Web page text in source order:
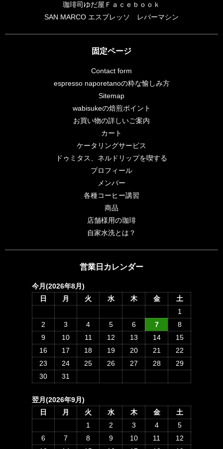
珈琲司ゆだ屋Ｆａｃｅｂｏｏｋ
SAN MARCO エスプレッソ レバーマシン
固定ページ
Contact form
espresso naporetanoの粋な愉しみ方
Sitemap
wabisukeの焙煎ポイント
お買い物の詳しいご案内
カート
ケータリングサービス
ドゥミタス、ネルドリップを喫する
プロフィール
メンバー
各種コーヒー講習
商品
店舗様用の珈琲
自家水洗とは？
営業日カレンダー
今月(2026年8月)
日
月 火 水 木 金
土
1
2
3 4 5 6 7
8
9
10 11 12 13 14
15
16
17 18 19 20 21
22
23
24 25 26 27 28
29
30
31
翌月(2026年9月)
日
月 火 水 木 金
土
1
2 3 4
5
6
7 8 9 10 11
12